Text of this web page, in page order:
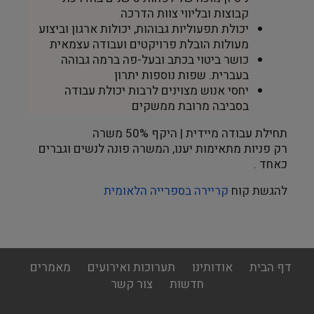
קבוצות ובליווי צוות הדרכה
יכולת תפעוליות גבוהות, יכולות ארגון וביצוע
מעולות הובלת פרויקטים ועבודה עצמאית
כושר ביטוי בכתב ובעל-פה ברמה גבוהה
בעברית. שפות נוספות יתרון
יחסי אנוש מצוינים לרבות יכולת עבודה
בסביבה מרובת ממשקים
תחילת עבודה מיידית | היקף 50% משרה
רק פניות מתאימות יענו, המשרה פונה לנשים וגברים
כאחד .
להגשת קוח קריירה בספרייה הלאומית
footer
menu
דף הבית אודותינו תערוכות ואירועים
מאמרים
חדשות
צור קשר